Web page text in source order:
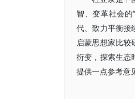
智、变革社会
代、致力平衡接
启蒙思想家比
衍变，探索生态
提供一点参考意